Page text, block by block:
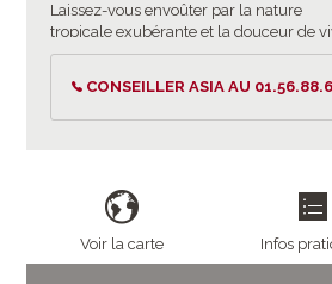
Laissez-vous envoûter par la nature
tropicale exubérante et la douceur de
au quotidien, alors que vous vous
rencontrerez une population
au sourire éternel. Votre circuit au Sri
authentiques avec vos compagnons de
CONSEILLER ASIA AU
Voir la carte Infos